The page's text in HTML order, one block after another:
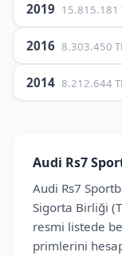
2019 15.815.181
2016 8.303.450
2014 8.212.644
Audi Rs7
Audi Rs7
Sigorta Birliği
resmi listede
primlerini